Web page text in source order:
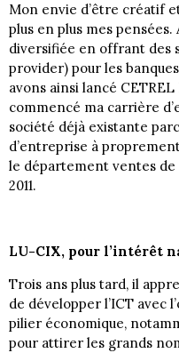
Mon envie d’être créatif
plus en plus mes pensées.
diversifiée en offrant des
provider) pour les
avons ainsi lancé CETREL
commencé ma carrière
société déjà existante
d’entreprise à
le département ventes de
2011.
LU-CIX, pour l’intérêt
Trois ans plus tard, il
de développer l’ICT avec
pilier économique,
pour attirer les grands